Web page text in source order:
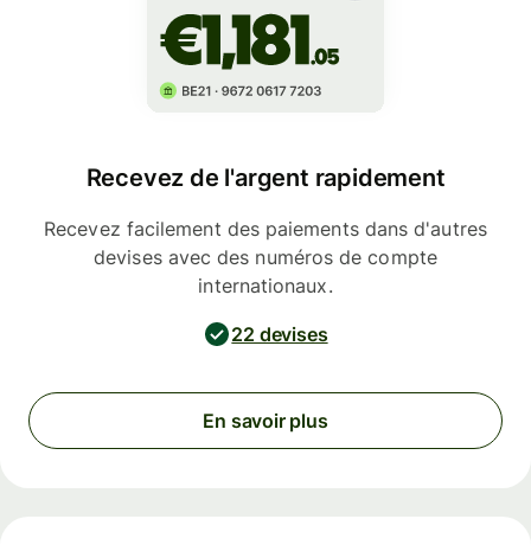
Recevez de l'argent rapidement
Recevez facilement des paiements dans d'autres
devises avec des numéros de compte
internationaux.
22 devises
En savoir plus